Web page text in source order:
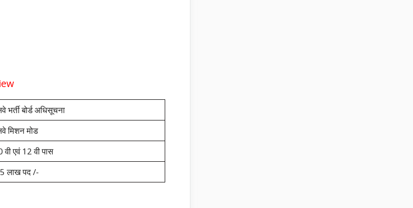
भर्ती बोर्ड अधिसूचना
मिशन मोड
वी एवं 12 वी पास
लाख पद /-